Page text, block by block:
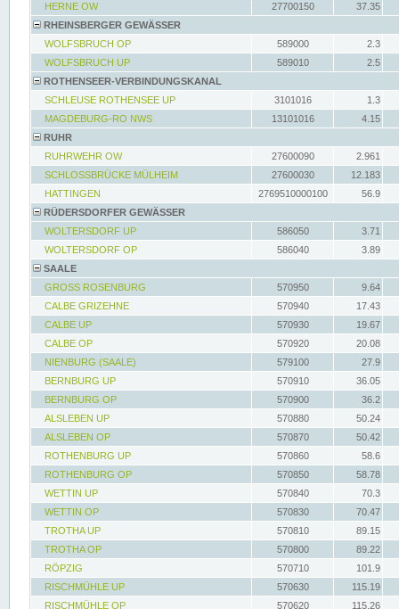
HERNE OW
27700150
37.35
RHEINSBERGER GEWÄSSER
WOLFSBRUCH OP
589000
2.3
WOLFSBRUCH UP
589010
2.5
ROTHENSEER-VERBINDUNGSKANAL
SCHLEUSE ROTHENSEE UP
3101016
1.3
MAGDEBURG-RO NWS
13101016
4.15
RUHR
RUHRWEHR OW
27600090
2.961
SCHLOSSBRÜCKE MÜLHEIM
27600030
12.183
HATTINGEN
2769510000100
56.9
RÜDERSDORFER GEWÄSSER
WOLTERSDORF UP
586050
3.71
WOLTERSDORF OP
586040
3.89
SAALE
GROSS ROSENBURG
570950
9.64
CALBE GRIZEHNE
570940
17.43
CALBE UP
570930
19.67
CALBE OP
570920
20.08
NIENBURG (SAALE)
579100
27.9
BERNBURG UP
570910
36.05
BERNBURG OP
570900
36.2
ALSLEBEN UP
570880
50.24
ALSLEBEN OP
570870
50.42
ROTHENBURG UP
570860
58.6
ROTHENBURG OP
570850
58.78
WETTIN UP
570840
70.3
WETTIN OP
570830
70.47
TROTHA UP
570810
89.15
TROTHA OP
570800
89.22
RÖPZIG
570710
101.9
RISCHMÜHLE UP
570630
115.19
RISCHMÜHLE OP
570620 115.26